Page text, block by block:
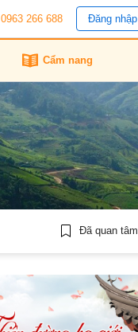
0963 266 688 Đăng nhập
Cẩm nang
Đã quan tâm